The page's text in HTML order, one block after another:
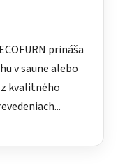
prináša
v saune alebo
kvalitného